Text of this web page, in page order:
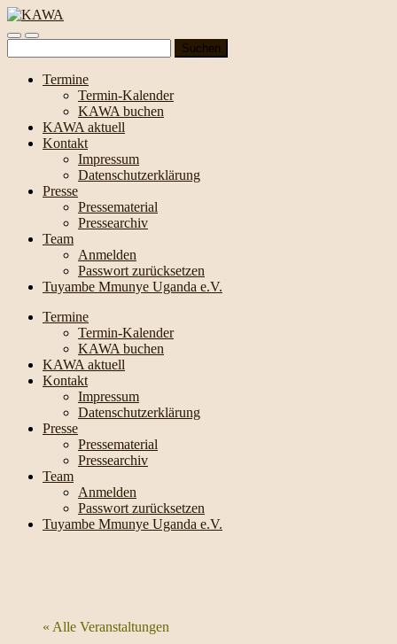
nach:
Termine
Termin-Kalender
KAWA buchen
KAWA aktuell
Kontakt
Impressum
Datenschutzerklärung
Presse
Pressematerial
Pressearchiv
Team
Anmelden
Passwort zurücksetzen
Tuyambe Mmunye Uganda e.V.
Termine
Termin-Kalender
KAWA buchen
KAWA aktuell
Kontakt
Impressum
Datenschutzerklärung
Presse
Pressematerial
Pressearchiv
Team
Anmelden
Passwort zurücksetzen
Tuyambe Mmunye Uganda e.V.
« Alle Veranstaltungen